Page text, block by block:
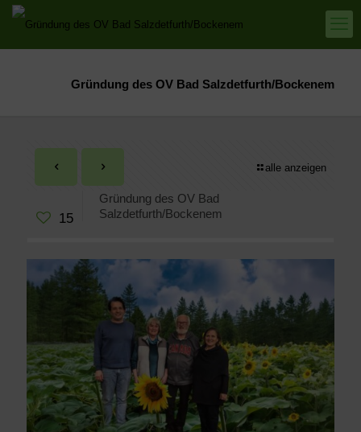
Gründung des OV Bad Salzdetfurth/Bockenem
alle anzeigen
15
Gründung des OV Bad
Salzdetfurth/Bockenem